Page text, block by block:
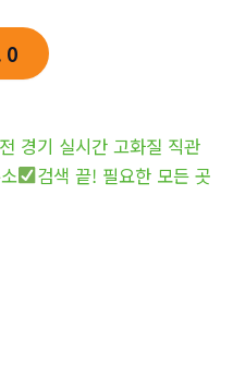
0
경기 실시간 고화질 직관
검색 끝! 필요한 모든 곳